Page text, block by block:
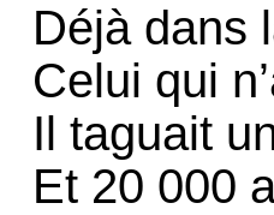
Déjà dans
Celui qui
Il taguait
Et 20 000